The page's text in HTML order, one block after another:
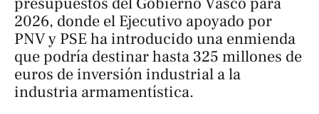
2026, donde el Ejecutivo apoyado por
PNV y PSE ha introducido una enmienda
que podría destinar hasta 325 millones de
euros de inversión industrial a la
industria armamentística.